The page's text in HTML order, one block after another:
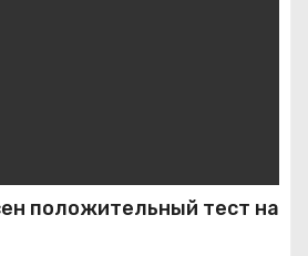
положительный тест на